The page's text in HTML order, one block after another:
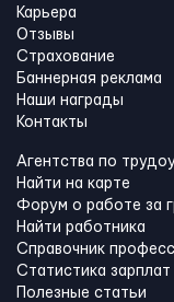
Карьера
Отзывы
Страхование
Баннерная реклама
Наши награды
Контакты
Агентства по
Найти на карте
Форум о работе за
Найти работника
Справочник
Статистика зарплат
Полезные статьи